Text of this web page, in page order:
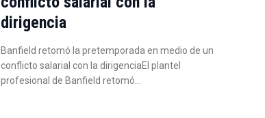
dirigencia
Banfield retomó la pretemporada en medio de un
conflicto salarial con la dirigenciaEl plantel
profesional de Banfield retomó…